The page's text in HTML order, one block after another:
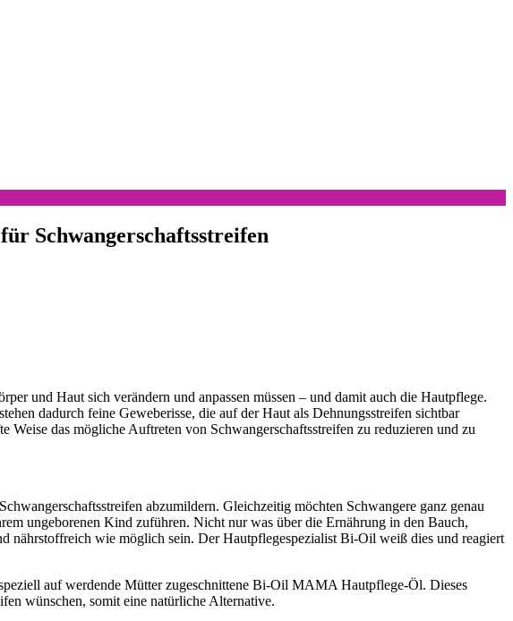
Schwangerschaftsstreifen
und Haut sich verändern und anpassen müssen – und damit auch die Hautpflege.
dadurch feine Geweberisse, die auf der Haut als Dehnungsstreifen sichtbar
das mögliche Auftreten von Schwangerschaftsstreifen zu reduzieren und zu
abzumildern. Gleichzeitig möchten Schwangere ganz genau
ungeborenen Kind zuführen. Nicht nur was über die Ernährung in den Bauch,
nährstoffreich wie möglich sein. Der Hautpflegespezialist Bi-Oil weiß dies und reagiert
auf werdende Mütter zugeschnittene Bi-Oil MAMA Hautpflege-Öl. Dieses
wünschen, somit eine natürliche Alternative.